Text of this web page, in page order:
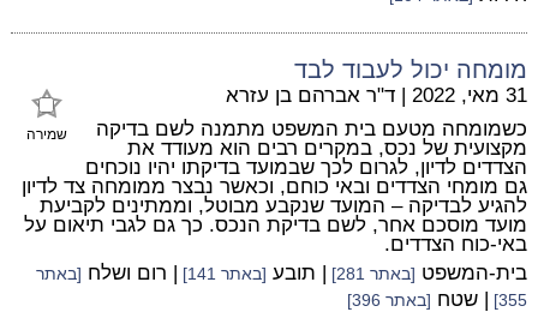
מומחה יכול לעבוד לבד
שמירה
31 מאי, 2022 | ד"ר אברהם בן עזרא
כשמומחה מטעם בית המשפט מתמנה לשם בדיקה
מקצועית של נכס, במקרים רבים הוא מעודד את
הצדדים לדיון, לגרום לכך שבמועד בדיקתו יהיו נוכחים
גם מומחי הצדדים ובאי כוחם, וכאשר נבצר ממומחה צד לדיון
להגיע לבדיקה – המועד שנקבע מבוטל, וממתינים לקביעת
מועד מוסכם אחר, לשם בדיקת הנכס. כך גם לגבי תיאום על
באי-כוח הצדדים.
בית-המשפט [באתר 281] | תובע [באתר 141] | רום ושלח [באתר
355]
| שטח [באתר 396]